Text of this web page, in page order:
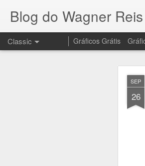
SEP
26
Blog do Wagner Reis
Classic Gráficos Grátis